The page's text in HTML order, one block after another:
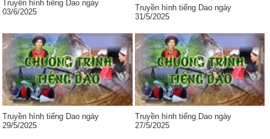
Truyền hình tiếng Dao ngày
03/6/2025
Truyền hình tiếng Dao ngày
31/5/2025
Truyền hình tiếng Dao ngày
29/5/2025
Truyền hình tiếng Dao ngày
27/5/2025